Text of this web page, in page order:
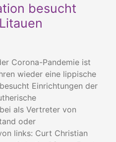
besucht
Corona-Pandemie ist
wieder eine lippische
Einrichtungen der
als Vertreter von
oder
links: Curt Christian